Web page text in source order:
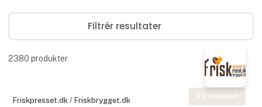
Filtrér resultater
2380 produkter
På messen
Friskpresset.dk / Friskbrygget.dk